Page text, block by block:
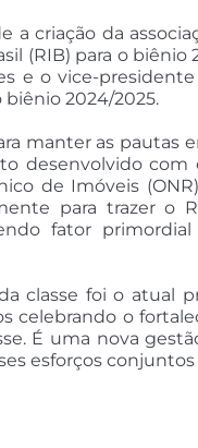
criação da
(RIB) para o
e o vice-
2024/2025.
manter as
desenvolvido
de Imóveis
para trazer o
fator
classe foi o atual
celebrando o
É uma nova
esforços conjuntos